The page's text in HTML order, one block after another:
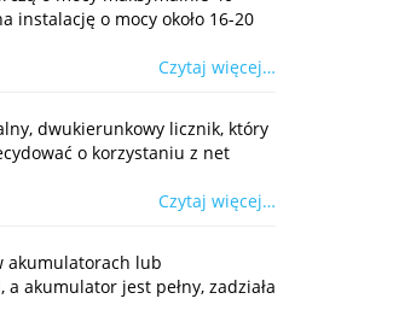
instalację o mocy około 16-20
Czytaj więcej…
dwukierunkowy licznik, który
o korzystaniu z net
Czytaj więcej…
akumulatorach lub
akumulator jest pełny, zadziała